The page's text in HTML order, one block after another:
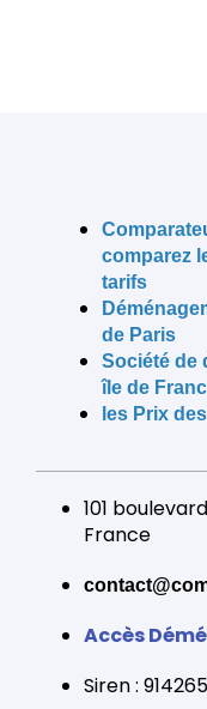
comparez
tarifs
de Paris
Société de
île de
les Prix
101
France
Accès
Siren :